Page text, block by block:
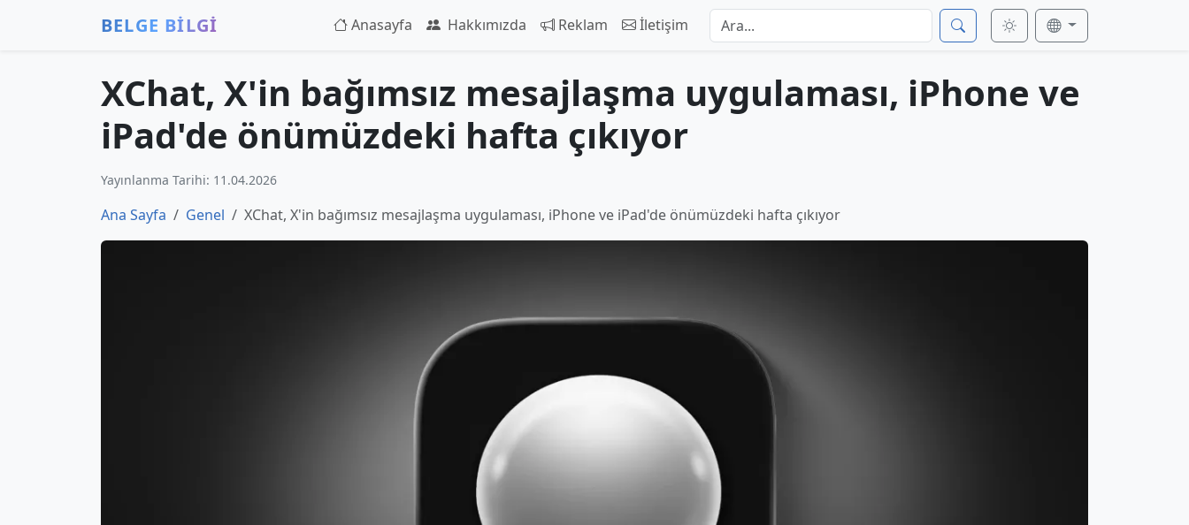
BELGE BİLGİ Anasayfa Hakkımızda Reklam İletişim
XChat, X'in bağımsız mesajlaşma uygulaması, iPhone ve
iPad'de önümüzdeki hafta çıkıyor
Yayınlanma Tarihi: 11.04.2026
Ana Sayfa Genel XChat, X'in bağımsız mesajlaşma uygulaması, iPhone ve iPad'de önümüzdeki hafta çıkıyor